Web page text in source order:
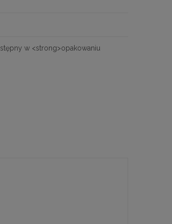
w <strong>opakowaniu